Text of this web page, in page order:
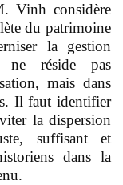
Vinh considère
du patrimoine
la gestion
ne réside pas
mais dans
Il faut identifier
la dispersion
suffisant et
dans la